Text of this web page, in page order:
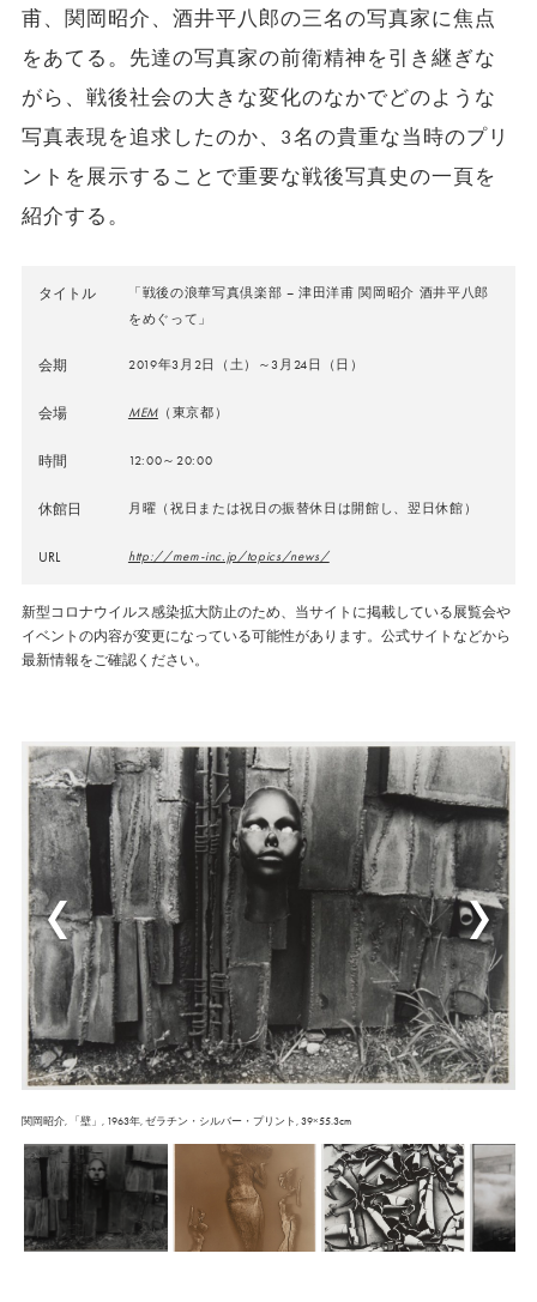
甫、関岡昭介、酒井平八郎の三名の写真家に焦点
をあてる。先達の写真家の前衛精神を引き継ぎな
がら、戦後社会の大きな変化のなかでどのような
写真表現を追求したのか、3名の貴重な当時のプリ
ントを展示することで重要な戦後写真史の一頁を
紹介する。
タイトル
「戦後の浪華写真倶楽部 – 津田洋甫 関岡昭介 酒井平八郎
をめぐって」
会期 2019年3月2日（土）～3月24日（日）
会場 MEM（東京都）
時間 12:00～20:00
休館日 月曜（祝日または祝日の振替休日は開館し、翌日休館）
URL http://mem-inc.jp/topics/news/
新型コロナウイルス感染拡大防止のため、当サイトに掲載している展覧会や
イベントの内容が変更になっている可能性があります。公式サイトなどから
最新情報をご確認ください。
関岡昭介, 「壁」, 1963年, ゼラチン・シルバー・プリント, 39×55.3cm